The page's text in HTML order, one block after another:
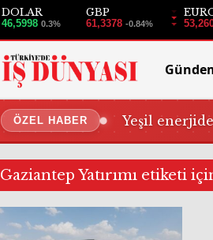
DOLAR
46,5998 0.3%
GBP
61,3378 -0.84%
ÖZEL HABER Yeşil
Gaziantep Yatırımı etiketi